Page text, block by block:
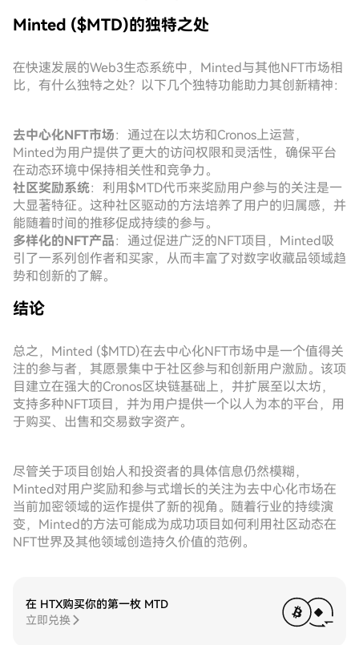
Minted ($MTD)的独特之处
在快速发展的Web3生态系统中，Minted与其他NFT市场相
比，有什么独特之处？以下几个独特功能助力其创新精神：
去中心化NFT市场：通过在以太坊和Cronos上运营，
Minted为用户提供了更大的访问权限和灵活性，确保平台
在动态环境中保持相关性和竞争力。
社区奖励系统：利用$MTD代币来奖励用户参与的关注是一
大显著特征。这种社区驱动的方法培养了用户的归属感，并
能随着时间的推移促成持续的参与。
多样化的NFT产品：通过促进广泛的NFT项目，Minted吸
引了一系列创作者和买家，从而丰富了对数字收藏品领域趋
势和创新的了解。
结论
总之，Minted ($MTD)在去中心化NFT市场中是一个值得关
注的参与者，其愿景集中于社区参与和创新用户激励。该项
目建立在强大的Cronos区块链基础上，并扩展至以太坊，
支持多种NFT项目，并为用户提供一个以人为本的平台，用
于购买、出售和交易数字资产。
尽管关于项目创始人和投资者的具体信息仍然模糊，
Minted对用户奖励和参与式增长的关注为去中心化市场在
当前加密领域的运作提供了新的视角。随着行业的持续演
变，Minted的方法可能成为成功项目如何利用社区动态在
NFT世界及其他领域创造持久价值的范例。
在 HTX购买你的第一枚 MTD
立即兑换